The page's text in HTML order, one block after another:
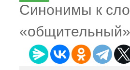
Синонимы к